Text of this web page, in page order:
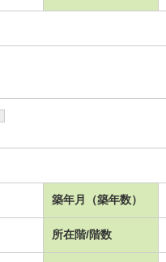
築年月（築年数）
所在階/階数